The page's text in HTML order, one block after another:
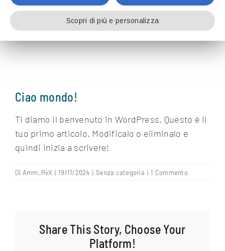
Ciao mondo!
Ti diamo il benvenuto in WordPress. Questo è il
tuo primo articolo. Modificalo o eliminalo e
quindi inizia a scrivere!
Di Amm_RvX | 19/11/2024 | Senza categoria | 1 Commento
Share This Story, Choose Your
Platform!
Scopri di più e personalizza